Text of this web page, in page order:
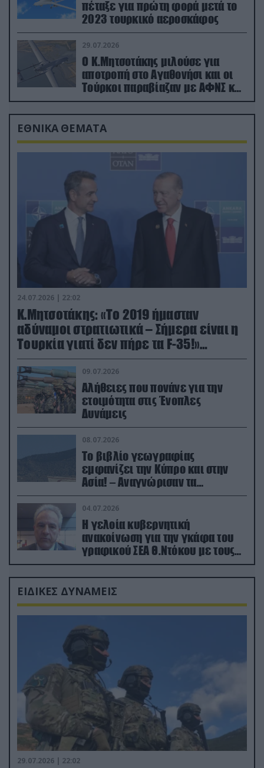
πέταξε για πρώτη φορά μετά το
2023 τουρκικό αεροσκάφος
29.07.2026
Ο Κ.Μητσοτάκης μιλούσε για
αποτροπή στο Αγαθονήσι και οι
Τούρκοι παραβίαζαν με ΑΦΝΣ και
drone
ΕΘΝΙΚΑ ΘΕΜΑΤΑ
24.07.2026 | 22:02
Κ.Μητσοτάκης: «Το 2019 ήμασταν
αδύναμοι στρατιωτικά – Σήμερα είναι η
Τουρκία γιατί δεν πήρε τα F-35!»
(βίντεο)
09.07.2026
Αλήθειες που πονάνε για την
ετοιμότητα στις Ένοπλες
Δυνάμεις
08.07.2026
Το βιβλίο γεωγραφίας
εμφανίζει την Κύπρο και στην
Ασία! – Αναγνώρισαν τα
κατεχόμενα; (φωτο)
04.07.2026
Η γελοία κυβερνητική
ανακοίνωση για την γκάφα του
γραφικού ΣΕΑ Θ.Ντόκου με τους
Ρώσους φαρσέρ
ΕΙΔΙΚΕΣ ΔΥΝΑΜΕΙΣ
29.07.2026 | 22:02